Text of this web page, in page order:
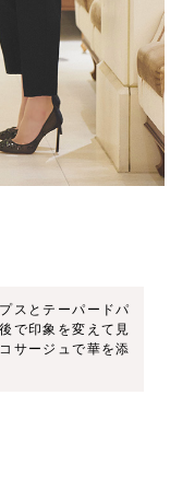
スとテーパードパ
で印象を変えて見
サージュで華を添